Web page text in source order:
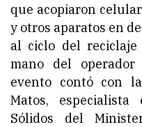
que acopiaron
y otros aparatos en
al ciclo del
mano del
evento contó con
Matos,
Sólidos del